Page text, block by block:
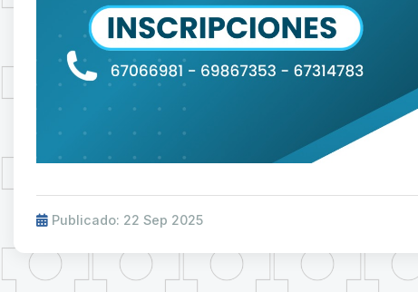
Publicado: 22 Sep 2025